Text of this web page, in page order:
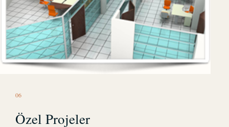
06
Özel Projeler